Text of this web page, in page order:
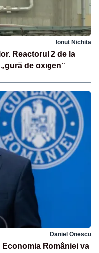
Ionuț Nichita
Reactorul 2 de la
de oxigen”
Daniel Onescu
României va